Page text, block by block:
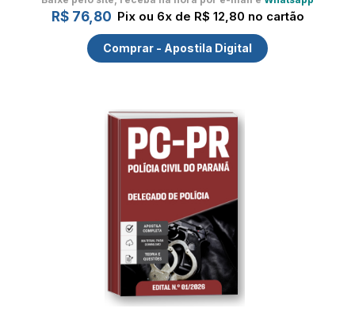
R$ 76,80 Pix ou 6x de R$ 12,80 no cartão
Comprar - Apostila Digital